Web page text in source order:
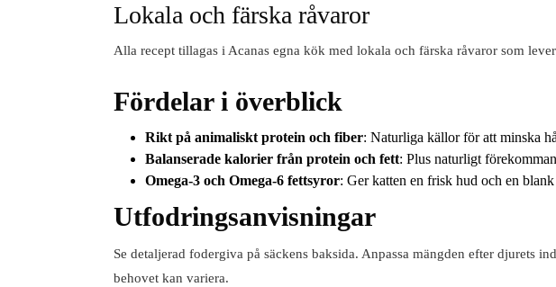
Lokala och färska råvaror
Alla recept tillagas i Acanas egna kök med lokala och färska råvaror som
Fördelar i överblick
Rikt på animaliskt protein och fiber: Naturliga källor för att minska
Balanserade kalorier från protein och fett: Plus naturligt
Omega-3 och Omega-6 fettsyror: Ger katten en frisk hud och en blank
Utfodringsanvisningar
Se detaljerad fodergiva på säckens baksida. Anpassa mängden efter djurets
behovet kan variera.